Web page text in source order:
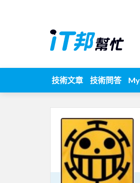
技術文章 技術問答